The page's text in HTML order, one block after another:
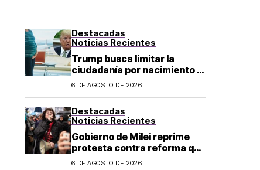
Destacadas
Noticias Recientes
Trump busca limitar la
ciudadanía por nacimiento y
el «turismo de parto» en EU;
6 DE AGOSTO DE 2026
Destacadas
Noticias Recientes
Gobierno de Milei reprime
protesta contra reforma que
permite la venta de tierra a
6 DE AGOSTO DE 2026